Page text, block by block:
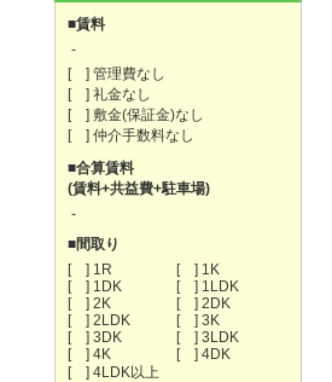
■賃料
-
[ ] 管理費なし
[ ] 礼金なし
[ ] 敷金(保証金)なし
[ ] 仲介手数料なし
■合算賃料
(賃料+共益費+駐車場)
-
■間取り
[ ] 1R
[ ] 1K
[ ] 1DK
[ ] 1LDK
[ ] 2K
[ ] 2DK
[ ] 2LDK
[ ] 3K
[ ] 3DK
[ ] 3LDK
[ ] 4K
[ ] 4DK
[ ] 4LDK以上